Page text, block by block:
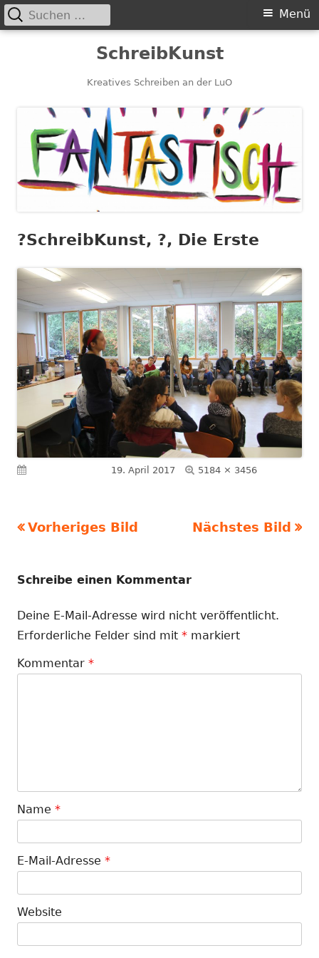
SchreibKunst
Kreatives Schreiben an der LuO
Primäres
Menü
Suchen
nach:
?️SchreibKunst, ?, Die Erste
19. April 2017 Volle
5184 × 3456
Vorheriges Bild Nächstes Bild
Schreibe einen Kommentar
Deine E-Mail-Adresse wird nicht veröffentlicht.
Erforderliche Felder sind mit * markiert
Kommentar *
Name *
E-Mail-Adresse *
Website